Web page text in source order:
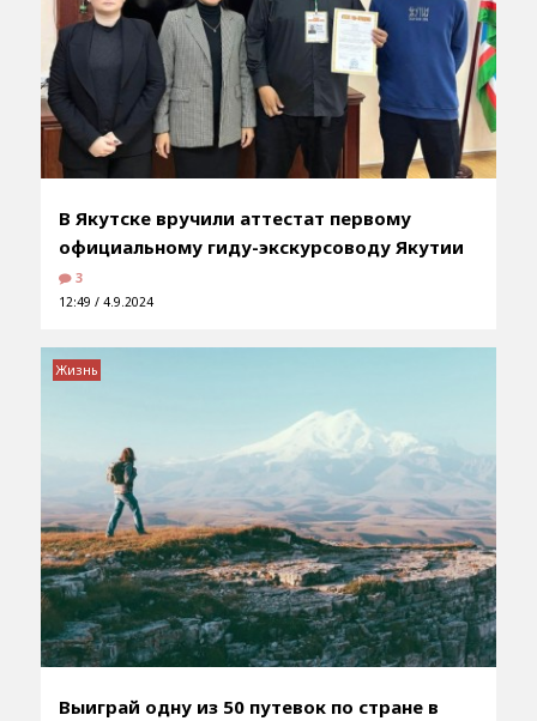
В Якутске вручили аттестат первому
официальному гиду-экскурсоводу Якутии
3
12:49 / 4.9.2024
Выиграй одну из 50 путевок по стране в
Жизнь